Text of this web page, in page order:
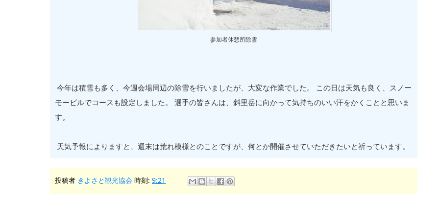
参加者休憩所除雪
今年は積雪も多く、今週会場周辺の除雪を行いましたが、大変な作業でした。 この日は天気も良く、スノー
モービルでコースも設定しました。 選手の皆さんは、斜里岳に向かって気持ちのいい汗をかくことと思いま
す。
天気予報によりますと、週末は荒れ模様とのことですが、何とか開催させていただきたいと祈っています。
投稿者 きよさと観光協会 時刻: 9:21